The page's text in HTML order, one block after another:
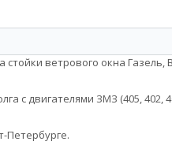
ветрового окна Газель,
с двигателями ЗМЗ (405, 402,
Петербурге.